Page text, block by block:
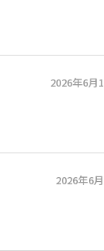
2026年6月
2026年6